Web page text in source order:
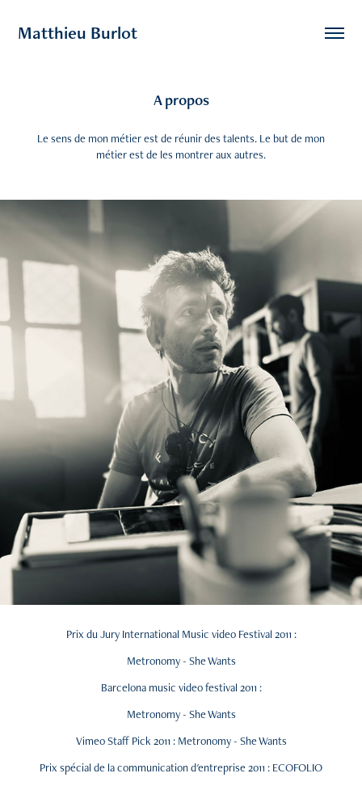
Matthieu Burlot
A propos
Le sens de mon métier est de réunir des talents. Le but de mon
métier est de les montrer aux autres.
Prix du Jury International Music video Festival 2011 :
Metronomy - She Wants
Barcelona music video festival 2011 :
Metronomy - She Wants
Vimeo Staff Pick 2011 : Metronomy - She Wants
Prix spécial de la communication d'entreprise 2011 : ECOFOLIO